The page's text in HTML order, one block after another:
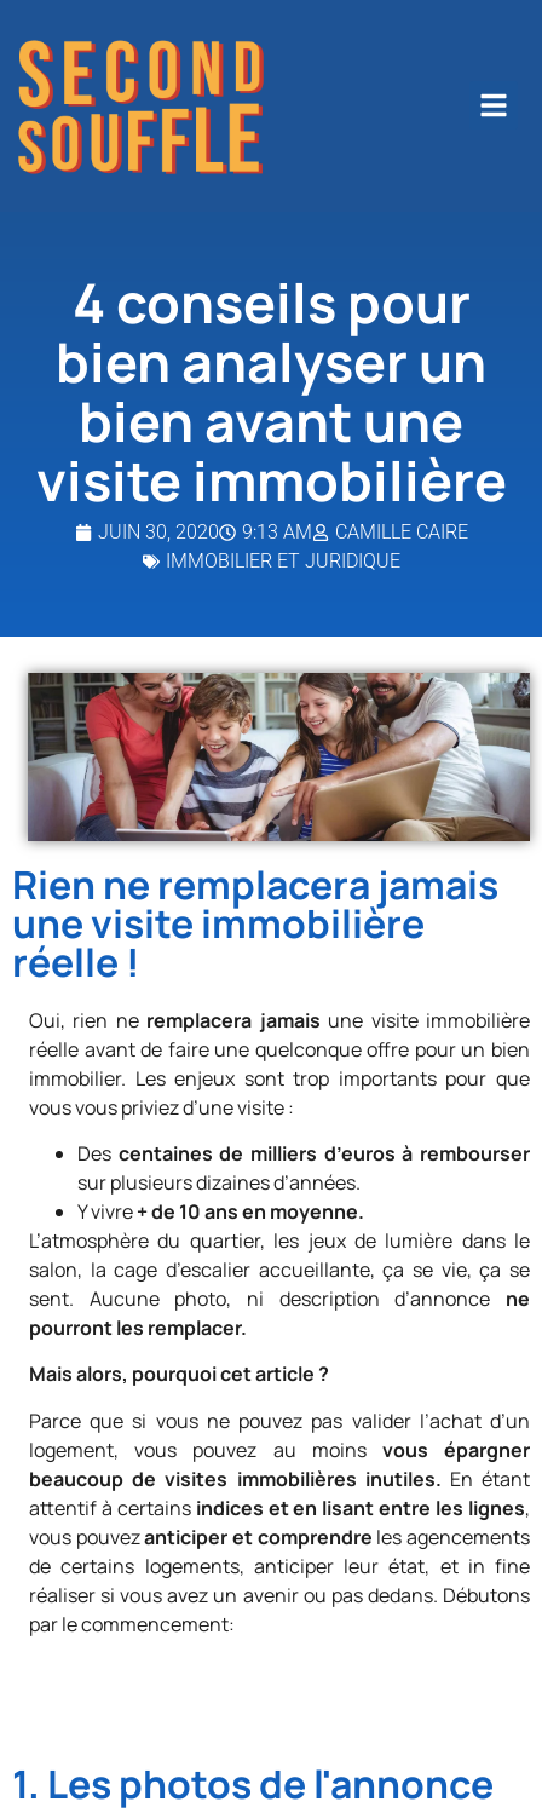
4 conseils pour
bien analyser un
bien avant une
visite immobilière
JUIN 30, 2020 9:13 AM
CAMILLE CAIRE
IMMOBILIER ET JURIDIQUE
Rien ne remplacera jamais
une visite immobilière
réelle !
Oui, rien ne remplacera jamais une visite immobilière
réelle avant de faire une quelconque offre pour un bien
immobilier. Les enjeux sont trop importants pour que
vous vous priviez d’une visite :
Des centaines de milliers d’euros à rembourser
sur plusieurs dizaines d’années.
Y vivre+ de 10 ans en moyenne.
L’atmosphère du quartier, les jeux de lumière dans le
salon, la cage d’escalier accueillante, ça se vie, ça se
sent. Aucune photo, ni description d’annonce ne
pourront les remplacer.
Mais alors, pourquoi cet article ?
Parce que si vous ne pouvez pas valider l’achat d’un
logement, vous pouvez au moins vous épargner
beaucoup de visites immobilières inutiles. En étant
attentif à certainsindices et en lisant entre les lignes,
vous pouvezanticiper et comprendre les agencements
de certains logements, anticiper leur état, et in fine
réaliser si vous avez un avenir ou pas dedans. Débutons
par le commencement:
1. Les photos de l'annonce